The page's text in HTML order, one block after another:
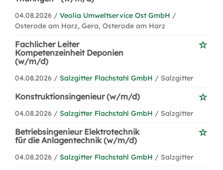
04.08.2026 / Veolia Umweltservice Ost GmbH /
Osterode am Harz, Gera, Osterode am Harz
Fachlicher Leiter
Kompetenzeinheit Deponien
(w/m/d)
04.08.2026 / Salzgitter Flachstahl GmbH / Salzgitter
Konstruktionsingenieur (w/m/d)
04.08.2026 / Salzgitter Flachstahl GmbH / Salzgitter
Betriebsingenieur Elektrotechnik
für die Anlagentechnik (w/m/d)
04.08.2026 / Salzgitter Flachstahl GmbH / Salzgitter